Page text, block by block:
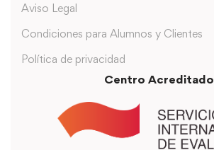
Aviso Legal
Condiciones para Alumnos y Clientes
Política de privacidad
Centro Acreditado